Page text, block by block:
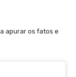
apurar os fatos e